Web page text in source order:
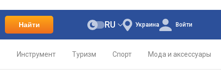
Найти Украина
RU Войти
Инструмент Туризм Спорт Мода и аксессуары